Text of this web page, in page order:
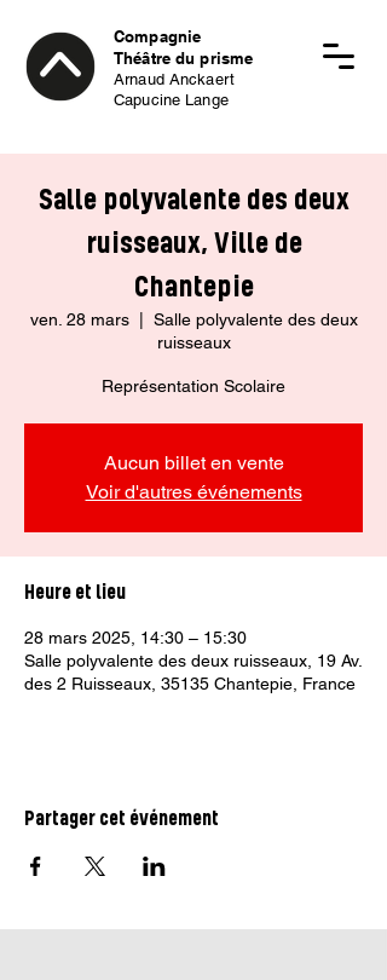
Compagnie
Théâtre du prisme
Arnaud Anckaert
Capucine Lange
Salle polyvalente des deux
ruisseaux, Ville de
Chantepie
ven. 28 mars
  |
Salle polyvalente des deux
ruisseaux
Représentation Scolaire
Aucun billet en vente
Voir d'autres événements
Heure et lieu
28 mars 2025, 14:30 – 15:30
Salle polyvalente des deux ruisseaux, 19 Av.
des 2 Ruisseaux, 35135 Chantepie, France
Partager cet événement